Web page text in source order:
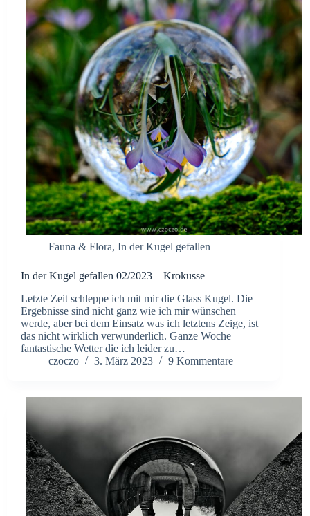
Fauna & Flora, In der Kugel gefallen
In der Kugel gefallen 02/2023 – Krokusse
Letzte Zeit schleppe ich mit mir die Glass Kugel. Die
Ergebnisse sind nicht ganz wie ich mir wünschen
werde, aber bei dem Einsatz was ich letztens Zeige, ist
das nicht wirklich verwunderlich. Ganze Woche
fantastische Wetter die ich leider zu…
czoczo
3. März 2023 9 Kommentare